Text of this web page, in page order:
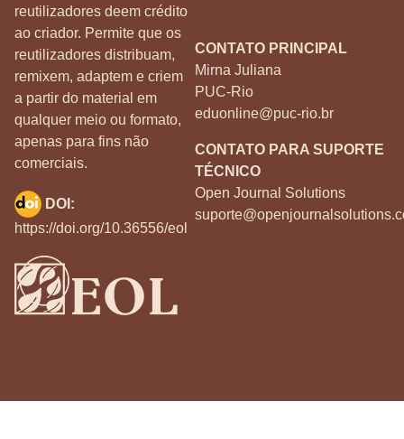
reutilizadores deem crédito
ao criador. Permite que os
reutilizadores distribuam,
remixem, adaptem e criem
a partir do material em
qualquer meio ou formato,
apenas para fins não
comerciais.
CONTATO PRINCIPAL
Mirna Juliana
PUC-Rio
eduonline@puc-rio.br
CONTATO PARA SUPORTE
TÉCNICO
Open Journal Solutions
DOI:
https://doi.org/10.36556/eol